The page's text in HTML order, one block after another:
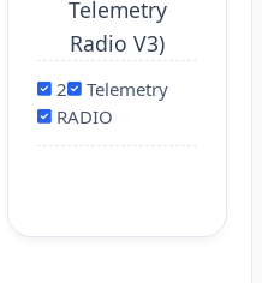
2
Telemetry
RADIO